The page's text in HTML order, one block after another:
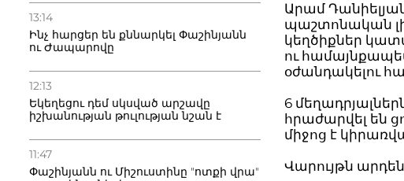
13:14
Ինչ հարցեր են քննարկել Փաշինյանն
ու Ժապարովը
12:13
Եկեղեցու դեմ սկսված արշավը
իշխանության թուլության նշան է
11:47
Փաշինյանն ու Միշուստինը "ոտքի վրա"
Արամ
պաշտոնական
կեղծիքներ
ու
օժանդակելու
6
հրաժարվել են
միջոց է
Վարույթն